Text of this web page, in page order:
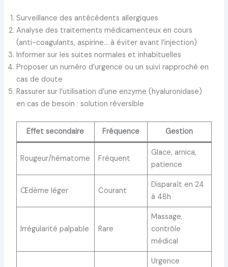
Surveillance des antécédents allergiques
Analyse des traitements médicamenteux en cours
(anti-coagulants, aspirine… à éviter avant l’injection)
Informer sur les suites normales et inhabituelles
Proposer un numéro d’urgence ou un suivi rapproché en
cas de doute
Rassurer sur l’utilisation d’une enzyme (hyaluronidase)
en cas de besoin : solution réversible
Effet secondaire Fréquence Gestion
Rougeur/hématome Fréquent
Glace, arnica,
patience
Œdème léger Courant
Disparaît en 24
à 48h
Irrégularité palpable Rare
Massage,
contrôle
médical
Urgence